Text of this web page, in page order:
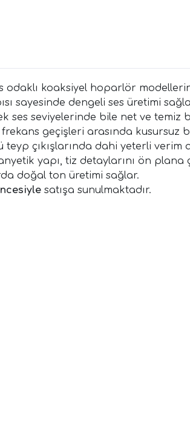
odaklı koaksiyel hoparlör
sayesinde dengeli ses üretimi
ses seviyelerinde bile net ve
geçişleri arasında kusursuz
çıkışlarında dahi yeterli verim
yapı, tiz detaylarını ön plana
doğal ton üretimi sağlar.
satışa sunulmaktadır.